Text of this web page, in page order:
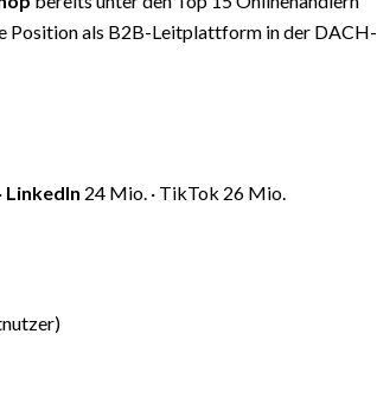
Position als B2B-Leitplattform in der DACH-
LinkedIn 24 Mio. · TikTok 26 Mio.